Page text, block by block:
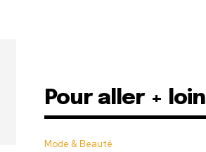
Pour aller + loin
Mode & Beauté